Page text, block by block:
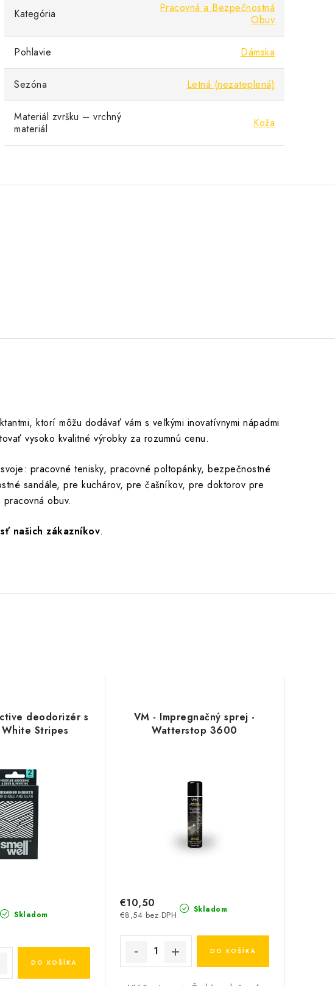
Kategória
Pracovná a Bezpečnostná
Obuv
Pohlavie Dámska
Sezóna Letná (nezateplená)
Materiál zvršku – vrchný
materiál
Koža
ktorí môžu dodávať vám s veľkými inovatívnymi nápadmi
vysoko kvalitné výrobky za rozumnú cenu.
pracovné tenisky, pracovné poltopánky, bezpečnostné
sandále, pre kuchárov, pre čašníkov, pre doktorov pre
obuv.
našich zákazníkov.
deodorizér s
Stripes
Skladom
DO KOŠÍKA
VM - Impregnačný sprej -
Watterstop 3600
Skladom
€8,54 bez DPH
€10,50
DO KOŠÍKA